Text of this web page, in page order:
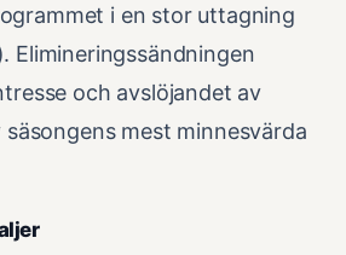
i en stor uttagning
Elimineringssändningen
och avslöjandet av
mest minnesvärda